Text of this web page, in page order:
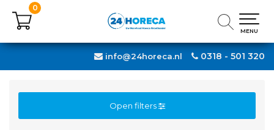
0318 - 501 320
info@24horeca.nl
0
MENU
0
MENU
Open filters